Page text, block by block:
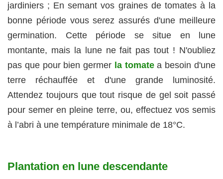
jardiniers ; En semant vos graines de tomates à la
bonne période vous serez assurés d'une meilleure
germination. Cette période se situe en lune
montante, mais la lune ne fait pas tout ! N'oubliez
pas que pour bien germer la tomatea besoin d'une
terre réchauffée et d'une grande luminosité.
Attendez toujours que tout risque de gel soit passé
pour semer en pleine terre, ou, effectuez vos semis
à l’abri à une température minimale de 18°C.
Plantation en lune descendante